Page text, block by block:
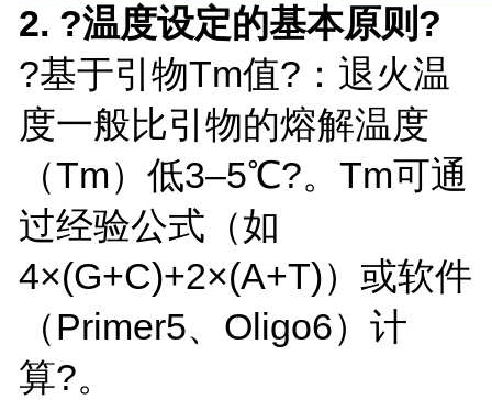
2. ?温度设定的基本原则?
?基于引物Tm值?：退火温
度一般比引物的熔解温度
（Tm）低3–5℃?。Tm可通
过经验公式（如
4×(G+C)+2×(A+T)）或软件
（Primer5、Oligo6）计
算?。